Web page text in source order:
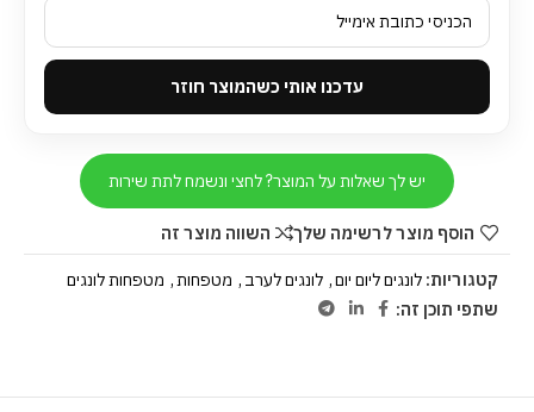
עדכנו אותי כשהמוצר חוזר
יש לך שאלות על המוצר? לחצי ונשמח לתת שירות
הוסף מוצר לרשימה שלך השווה מוצר זה
קטגוריות: לונגים ליום יום, לונגים לערב , מטפחות, מטפחות לונגים
שתפי תוכן זה: